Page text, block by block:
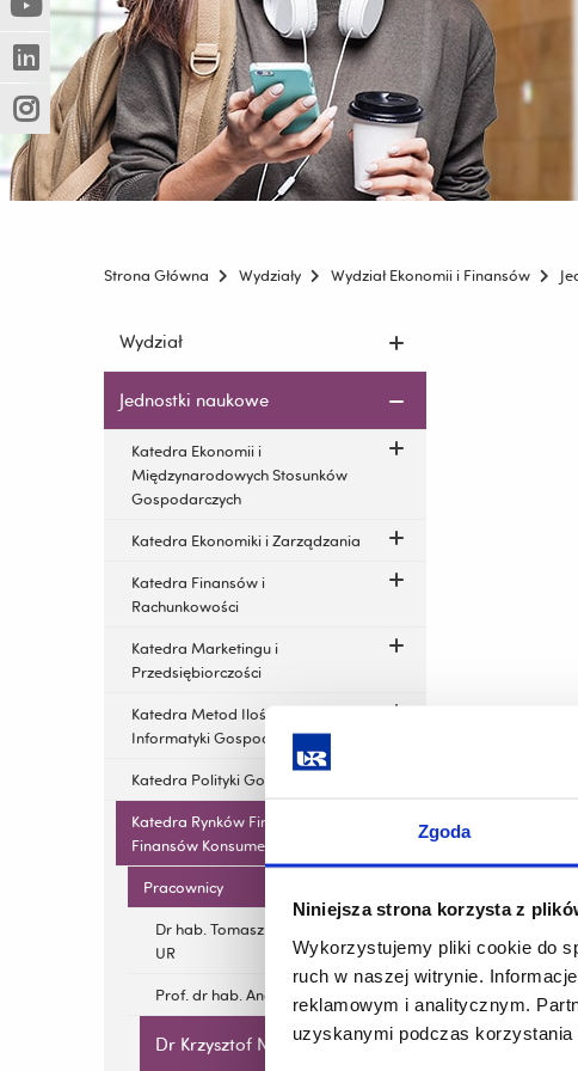
Zgoda
Niniejsza strona korzysta z
Wykorzystujemy pliki cookie do
ruch w naszej witrynie.
reklamowym i analitycznym.
uzyskanymi podczas korzystania
innej
strony)
(Nowe
okno)
(Link
do
innej
strony)
(Nowe
okno)
(Link
do
innej
strony)
(Nowe
okno)
(Link
do
innej
strony)
Strona Główna Wydziały Wydział Ekonomii i Finansów
Pomiń
i
przejdź
do
treści
Wydział
Jednostki naukowe
Katedra Ekonomii i
Międzynarodowych Stosunków
Gospodarczych
Katedra Ekonomiki i Zarządzania
Katedra Finansów i
Rachunkowości
Katedra Marketingu i
Przedsiębiorczości
Katedra Metod Ilościowych i
Informatyki Gospodarczej
Katedra Polityki Gospodarczej
Katedra Rynków Finansowych i
Finansów Konsumenckich
Pracownicy
Dr hab. Tomasz Potocki, prof.
UR
Prof. dr hab. Andrzej Cwynar
Dr Krzysztof Nowak